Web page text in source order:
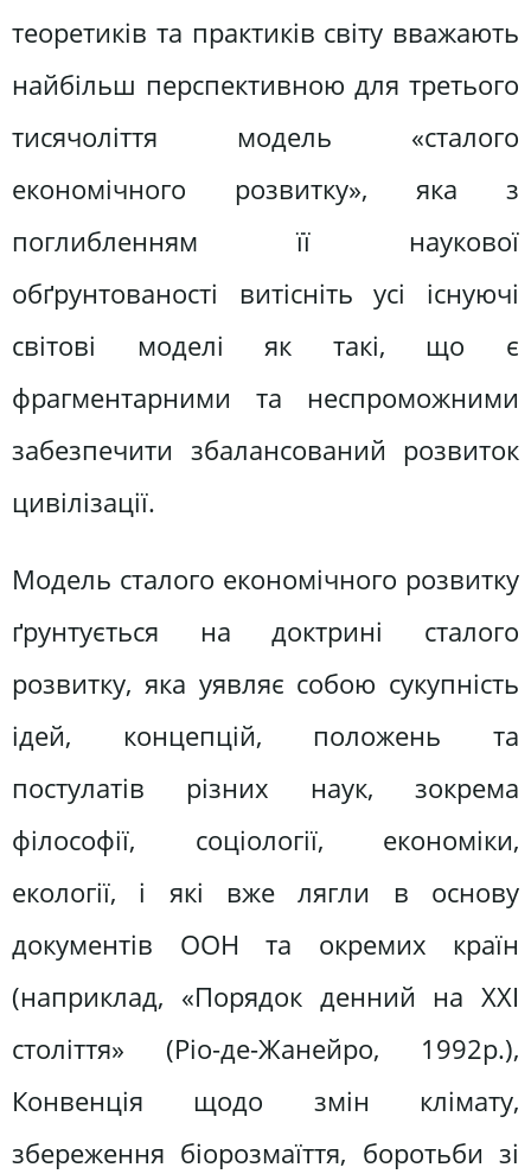
теоретиків та практиків світу вважають
найбільш перспективною для третього
тисячоліття модель «сталого
економічного розвитку», яка з
поглибленням її наукової
обґрунтованості витісніть усі існуючі
світові моделі як такі, що є
фрагментарними та неспроможними
забезпечити збалансований розвиток
цивілізації.
Модель сталого економічного розвитку
ґрунтується на доктрині сталого
розвитку, яка уявляє собою сукупність
ідей, концепцій, положень та
постулатів різних наук, зокрема
філософії, соціології, економіки,
екології, і які вже лягли в основу
документів ООН та окремих країн
(наприклад, «Порядок денний на ХХІ
століття» (Ріо-де-Жанейро, 1992р.),
Конвенція щодо змін клімату,
збереження біорозмаїття, боротьби зі